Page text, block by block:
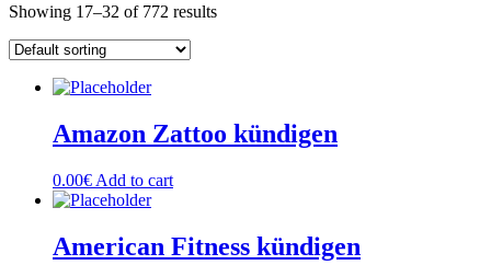
Showing 17–32 of 772 results
Amazon Zattoo kündigen
0.00€ Add to cart
American Fitness kündigen